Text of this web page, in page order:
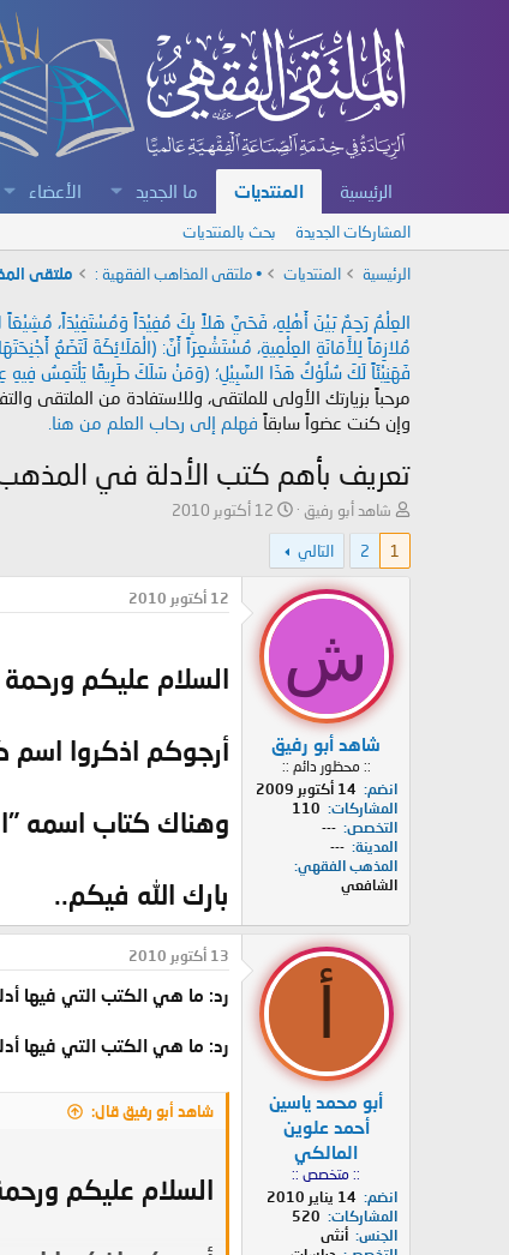
الرئيسية المنتديات ما الجديد الأعضاء
المشاركات الجديدة بحث بالمنتديات
الرئيسية المنتديات • ملتقى المذاهب الفقهية : ملتقى
العِلْمُ رَحِمٌ بَيْنَ أَهْلِهِ، فَحَيَّ هَلاً بِكَ مُفِيْدَاً وَمُسْتَفِيْدَاً،
مُلازِمَاً لِلأَمَانَةِ العِلْمِيةِ، مُسْتَشْعِرَاً أَنَّ: (الْمَلَائِكَةَ لَتَضَعُ
فَهَنِيْئَاً لَكَ سُلُوْكُ هَذَا السَّبِيْلِ؛ (وَمَنْ سَلَكَ طَرِيقًا يَلْتَمِسُ فِيهِ
مرحباً بزيارتك الأولى للملتقى، وللاستفادة من الملتقى
وإن كنت عضواً سابقاً فهلم إلى رحاب العلم من هنا.
تعريف بأهم كتب الأدلة في
ب
ا
د
ئ
ل
م
و
ض
و
شاهد أبو رفيق
ت
ا
ي
ا
ل
د
ء
12 أكتوبر 2010
1
2 التالي
ش
شاهد أبو رفيق
:: محظور دائم ::
انضم
14 أكتوبر 2009
المشاركات
110
التخصص ---
المدينة ---
المذهب الفقهي
الشافعي
12 أكتوبر 2010
السلام عليكم ورحمة
أرجوكم اذكروا
وهناك كتاب اسمه
بارك الله فيكم..
أبو محمد ياسين
أحمد علوين
المالكي
:: متخصص ::
انضم
14 يناير 2010
المشاركات
520
الجنس أنثى
13 أكتوبر 2010
رد: ما هي الكتب التي فيها
رد: ما هي الكتب التي فيها
شاهد أبو رفيق قال:
السلام عليكم